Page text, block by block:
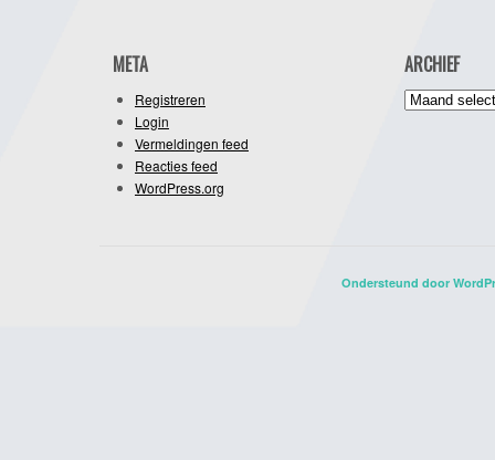
META
Registreren
Login
Vermeldingen feed
Reacties feed
WordPress.org
ARCHIEF
Archief
Ondersteund door